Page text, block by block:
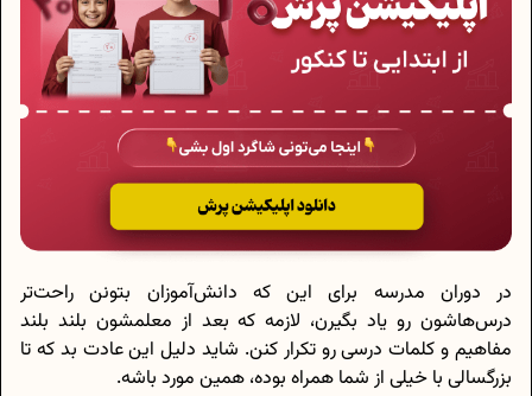
در دوران مدرسه برای این که دانش‌آموزان بتونن راحت‌تر
درس‌هاشون رو یاد بگیرن، لازمه که بعد از معلمشون بلند بلند
مفاهیم و کلمات درسی رو تکرار کنن. شاید دلیل این عادت بد که تا
بزرگسالی با خیلی از شما همراه بوده، همین مورد باشه.